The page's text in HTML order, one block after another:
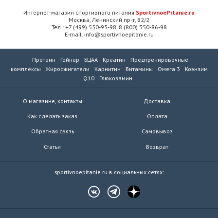
Интернет-магазин спортивного питания SportivnoePitanie.ru
Москва, Ленинский пр-т, 82/2
Тел.: +7 (499) 550-95-98, 8 (800) 350-86-98
E-mail: info@sportivnoepitanie.ru
Протеин Гейнер БЦАА Креатин
Предтренировочные
комплексы
Жиросжигатели Карнитин Витамины Омега 3
Коэнзим
Q10
Глюкозамин
О магазине, контакты
Как сделать заказ
Обратная связь
Статьи
Доставка
Оплата
Самовывоз
Возврат
sportivnoepitanie.ru в социальных сетях: